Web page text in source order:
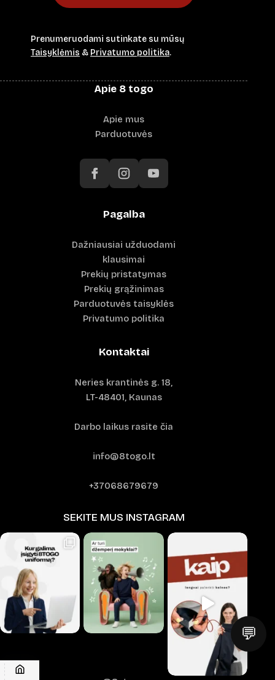
Prenumeruodami sutinkate su mūsų
Taisyklėmis & Privatumo politika.
Apie 8 togo
Apie mus
Parduotuvės
Pagalba
Dažniausiai užduodami
klausimai
Prekių pristatymas
Prekių grąžinimas
Parduotuvės taisyklės
Privatumo politika
Kontaktai
Neries krantinės g. 18,
LT-48401, Kaunas
Darbo laikus rasite čia
info@8togo.lt
+37068679679
SEKITE MUS INSTAGRAM
💬